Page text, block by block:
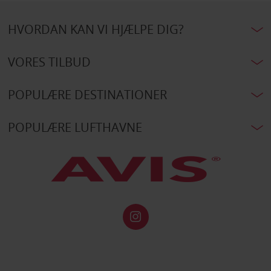
HVORDAN KAN VI HJÆLPE DIG?
VORES TILBUD
POPULÆRE DESTINATIONER
POPULÆRE LUFTHAVNE